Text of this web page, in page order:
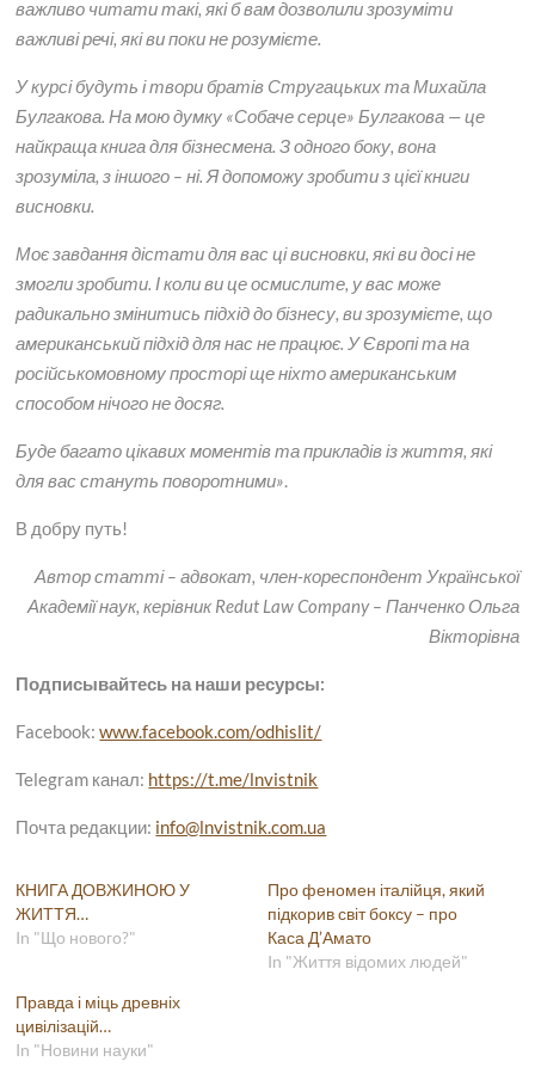
важливо читати такі, які б вам дозволили зрозуміти
важливі речі, які ви поки не розумієте.
У курсі будуть і твори братів Стругацьких та Михайла
Булгакова. На мою думку «Собаче серце» Булгакова — це
найкраща книга для бізнесмена. З одного боку, вона
зрозуміла, з іншого – ні. Я допоможу зробити з цієї книги
висновки.
Моє завдання дістати для вас ці висновки, які ви досі не
змогли зробити. І коли ви це осмислите, у вас може
радикально змінитись підхід до бізнесу, ви зрозумієте, що
американський підхід для нас не працює. У Європі та на
російськомовному просторі ще ніхто американським
способом нічого не досяг.
Буде багато цікавих моментів та прикладів із життя, які
для вас стануть поворотними».
В добру путь!
Автор статті – адвокат, член-кореспондент Української
Академії наук, керівник Redut Law Company – Панченко Ольга
Вікторівна
Подписывайтесь на наши ресурсы:
Facebook:www.facebook.com/odhislit/
Telegram канал: https://t.me/lnvistnik
Почта редакции: info@lnvistnik.com.ua
КНИГА ДОВЖИНОЮ У
ЖИТТЯ…
In "Що нового?"
Про феномен італійця, який
підкорив світ боксу – про
Каса Д’Амато
In "Життя відомих людей"
Правда і міць древніх
цивілізацій…
In "Новини науки"